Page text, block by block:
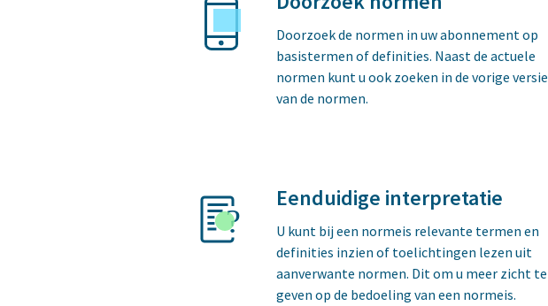
Doorzoek de normen in uw abonnement op
basistermen of definities. Naast de actuele
normen kunt u ook zoeken in de vorige versie
van de normen.
Eenduidige interpretatie
U kunt bij een normeis relevante termen en
definities inzien of toelichtingen lezen uit
aanverwante normen. Dit om u meer zicht te
geven op de bedoeling van een normeis.